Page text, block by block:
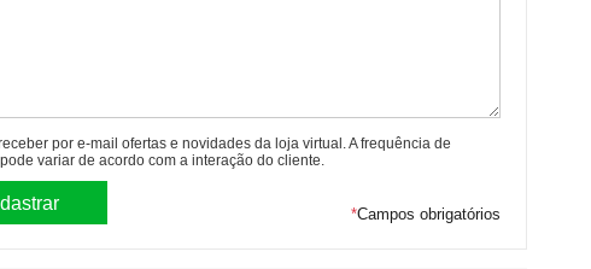
por e-mail ofertas e novidades da loja virtual. A frequência de
variar de acordo com a interação do cliente.
*Campos obrigatórios